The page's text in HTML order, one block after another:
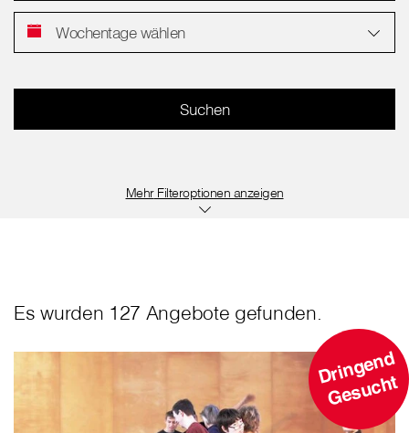
Wochentage wählen
Filteroptionen anzeigen
Es wurden 127 Angebote gefunden.
D
ri
n
g
e
n
d
G
e
s
u
c
ht